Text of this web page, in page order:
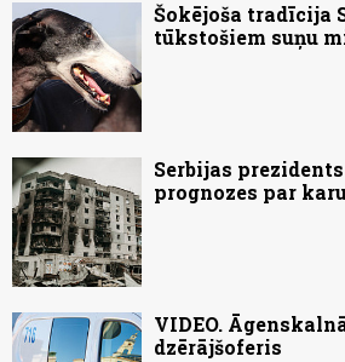
Šokējoša tradīcija
tūkstošiem suņu
Serbijas
prognozes par
VIDEO.
dzērājšoferis